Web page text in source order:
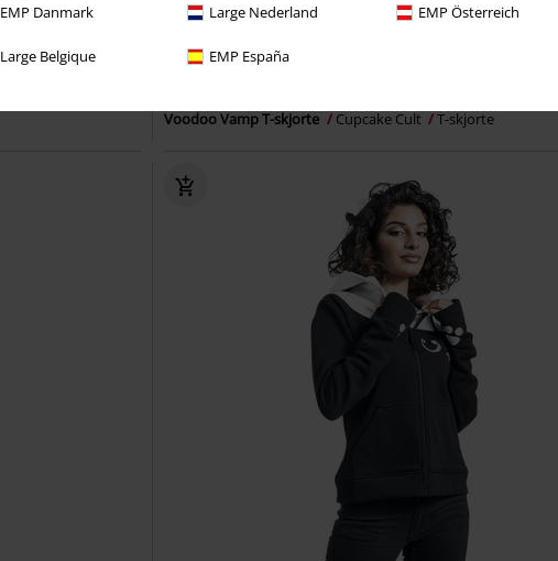
EMP Danmark Large Nederland EMP Österreich
Large Belgique EMP España
kr 399,00
Voodoo Vamp T-skjorte Cupcake Cult T-skjorte